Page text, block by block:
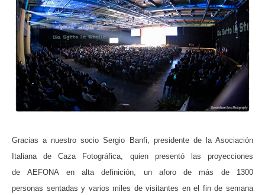
Gracias a nuestro socio Sergio Banfi, presidente de la Asociación
Italiana de Caza Fotográfica, quien presentó las proyecciones
de AEFONA en alta definición, un aforo de más de 1300
personas sentadas y varios miles de visitantes en el fin de semana